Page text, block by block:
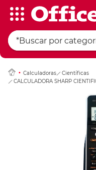
Calculadoras
Científicas
CALCULADORA SHARP